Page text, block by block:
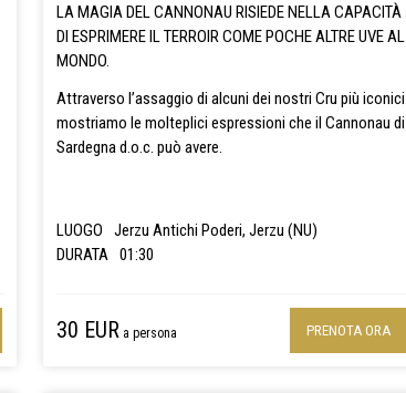
LA MAGIA DEL CANNONAU RISIEDE NELLA CAPACITÀ
DI ESPRIMERE IL TERROIR COME POCHE ALTRE UVE AL
MONDO.
Attraverso l’assaggio di alcuni dei nostri Cru più iconici
mostriamo le molteplici espressioni che il Cannonau di
Sardegna d.o.c. può avere.
LUOGO
Jerzu Antichi Poderi, Jerzu (NU)
DURATA 01:30
30 EURa persona PRENOTA ORA